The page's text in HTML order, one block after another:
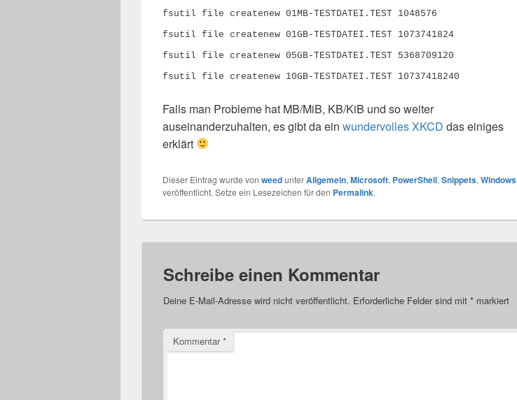
fsutil file createnew 01MB-TESTDATEI.TEST 1048576
fsutil file createnew 01GB-TESTDATEI.TEST 1073741824
fsutil file createnew 05GB-TESTDATEI.TEST 5368709120
Falls man Probleme hat MB/MiB, KB/KiB und so weiter
auseinanderzuhalten, es gibt da ein wundervolles XKCD das einiges
erklärt
Dieser Eintrag wurde von weedunterAllgemein, Microsoft, PowerShell, Snippets, Windows
veröffentlicht. Setze ein Lesezeichen für den Permalink.
Schreibe einen Kommentar
Deine E-Mail-Adresse wird nicht veröffentlicht. Erforderliche Felder sind mit * markiert
Kommentar*